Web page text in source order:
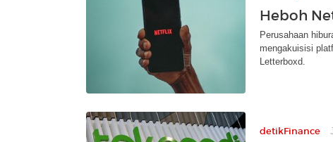
Heboh
Perusahaan
mengakuisisi
Letterboxd.
detikFinance